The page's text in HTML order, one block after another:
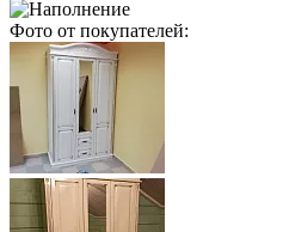
Фото от покупателей: